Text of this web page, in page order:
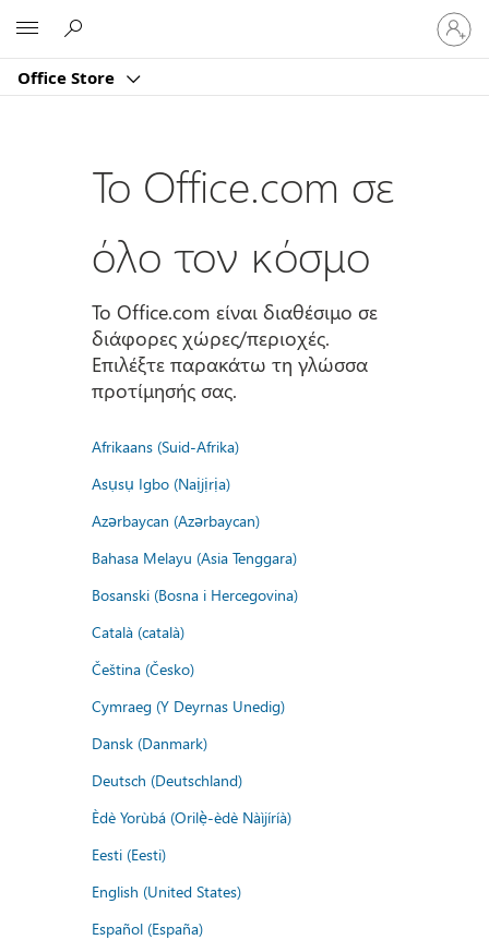
Office Store
Είσοδος
στον
Το Office.com σε
όλο τον κόσμο
Το Office.com είναι διαθέσιμο σε
διάφορες χώρες/περιοχές.
Επιλέξτε παρακάτω τη γλώσσα
προτίμησής σας.
Afrikaans (Suid-Afrika)
Asụsụ Igbo (Naịjịrịa)
Azərbaycan (Azərbaycan)
Bahasa Melayu (Asia Tenggara)
Bosanski (Bosna i Hercegovina)
Català (català)
Čeština (Česko)
Cymraeg (Y Deyrnas Unedig)
Dansk (Danmark)
Deutsch (Deutschland)
Èdè Yorùbá (Orilẹ̀-èdè Nàìjíríà)
Eesti (Eesti)
English (United States)
Español (España)